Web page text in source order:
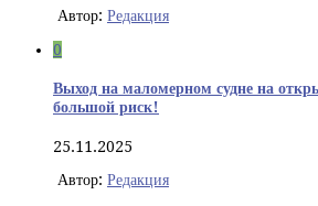
Автор: Редакция
0
Выход на маломерном судне на
большой риск!
25.11.2025
Автор: Редакция